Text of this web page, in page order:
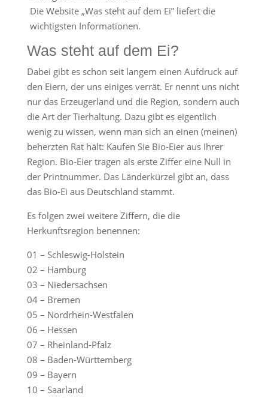
Die Website „Was steht auf dem Ei” liefert die
wichtigsten Informationen.
Was steht auf dem Ei?
Dabei gibt es schon seit langem einen Aufdruck auf
den Eiern, der uns einiges verrät. Er nennt uns nicht
nur das Erzeugerland und die Region, sondern auch
die Art der Tierhaltung. Dazu gibt es eigentlich
wenig zu wissen, wenn man sich an einen (meinen)
beherzten Rat hält: Kaufen Sie Bio-Eier aus Ihrer
Region. Bio-Eier tragen als erste Ziffer eine Null in
der Printnummer. Das Länderkürzel gibt an, dass
das Bio-Ei aus Deutschland stammt.
Es folgen zwei weitere Ziffern, die die
Herkunftsregion benennen:
01 – Schleswig-Holstein
02 – Hamburg
03 – Niedersachsen
04 – Bremen
05 – Nordrhein-Westfalen
06 – Hessen
07 – Rheinland-Pfalz
08 – Baden-Württemberg
09 – Bayern
10 – Saarland